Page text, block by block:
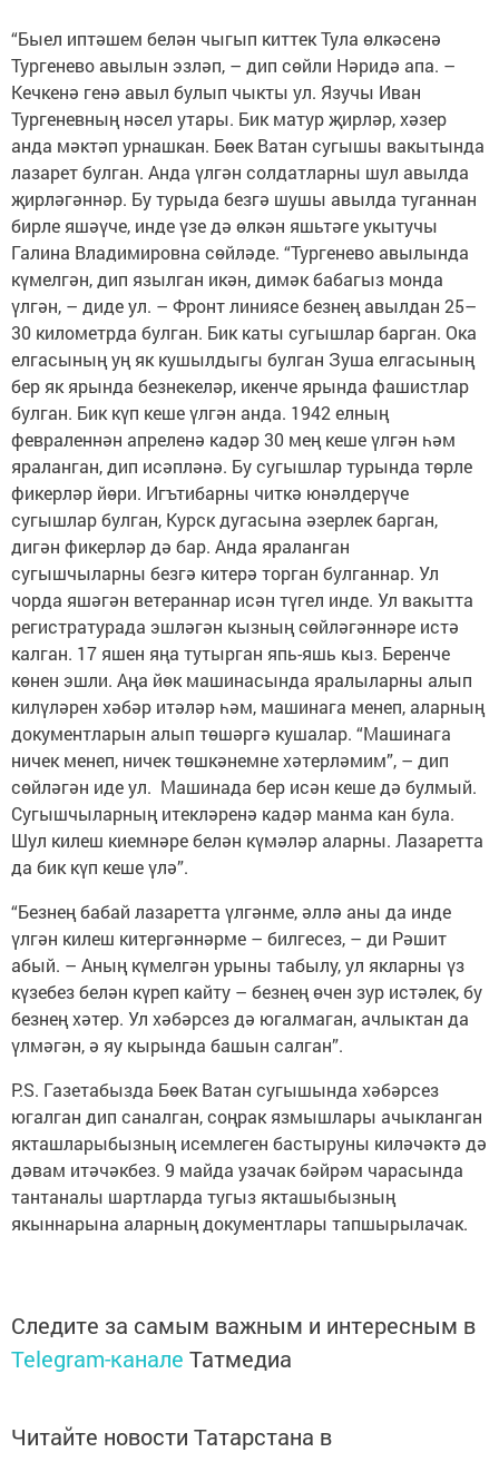
“Быел иптәшем белән чыгып киттек Тула өлкәсенә
Тургенево авылын эзләп, – дип сөйли Нәридә апа. –
Кечкенә генә авыл булып чыкты ул. Язучы Иван
Тургеневның нәсел утары. Бик матур җирләр, хәзер
анда мәктәп урнашкан. Бөек Ватан сугышы вакытында
лазарет булган. Анда үлгән солдатларны шул авылда
җирләгәннәр. Бу турыда безгә шушы авылда туганнан
бирле яшәүче, инде үзе дә өлкән яшьтәге укытучы
Галина Владимировна сөйләде. “Тургенево авылында
күмелгән, дип язылган икән, димәк бабагыз монда
үлгән, – диде ул. – Фронт линиясе безнең авылдан 25–
30 километрда булган. Бик каты сугышлар барган. Ока
елгасының уң як кушылдыгы булган Зуша елгасының
бер як ярында безнекеләр, икенче ярында фашистлар
булган. Бик күп кеше үлгән анда. 1942 елның
февраленнән апреленә кадәр 30 мең кеше үлгән һәм
яраланган, дип исәпләнә. Бу сугышлар турында төрле
фикерләр йөри. Игътибарны читкә юнәлдерүче
сугышлар булган, Курск дугасына әзерлек барган,
дигән фикерләр дә бар. Анда яраланган
сугышчыларны безгә китерә торган булганнар. Ул
чорда яшәгән ветераннар исән түгел инде. Ул вакытта
регистратурада эшләгән кызның сөйләгәннәре истә
калган. 17 яшен яңа тутырган япь-яшь кыз. Беренче
көнен эшли. Аңа йөк машинасында яралыларны алып
килүләрен хәбәр итәләр һәм, машинага менеп, аларның
документларын алып төшәргә кушалар. “Машинага
ничек менеп, ничек төшкәнемне хәтерләмим”, – дип
сөйләгән иде ул. Машинада бер исән кеше дә булмый.
Сугышчыларның итекләренә кадәр манма кан була.
Шул килеш киемнәре белән күмәләр аларны. Лазаретта
да бик күп кеше үлә”.
“Безнең бабай лазаретта үлгәнме, әллә аны да инде
үлгән килеш китергәннәрме – билгесез, – ди Рәшит
абый. – Аның күмелгән урыны табылу, ул якларны үз
күзебез белән күреп кайту – безнең өчен зур истәлек, бу
безнең хәтер. Ул хәбәрсез дә югалмаган, ачлыктан да
үлмәгән, ә яу кырында башын салган”.
P.S. Газетабызда Бөек Ватан сугышында хәбәрсез
югалган дип саналган, соңрак язмышлары ачыкланган
якташларыбызның исемлеген бастыруны киләчәктә дә
дәвам итәчәкбез. 9 майда узачак бәйрәм чарасында
тантаналы шартларда тугыз якташыбызның
якыннарына аларның документлары тапшырылачак.
Следите за самым важным и интересным в
Telegram-канале Татмедиа
Читайте новости Татарстана в